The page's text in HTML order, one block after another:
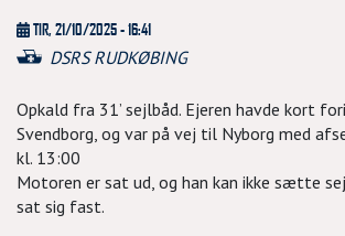
TIR, 21/10/2025 - 16:41
DSRS RUDKØBING
Opkald fra 31’ sejlbåd. Ejeren havde kort
Svendborg, og var på vej til Nyborg med
kl. 13:00
Motoren er sat ud, og han kan ikke sætte
sat sig fast.